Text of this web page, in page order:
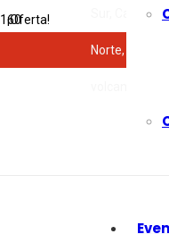
Sur, Calle 13
Norte,
¡Oferta!